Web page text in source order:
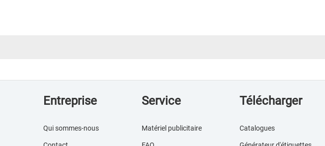
Entreprise
Qui sommes-nous
Service
Matériel publicitaire
Télécharger
Catalogues